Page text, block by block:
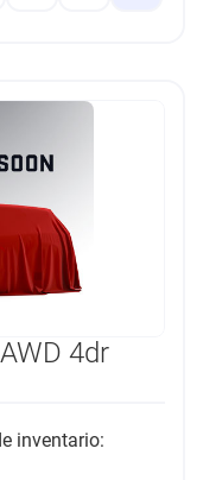
4dr
inventario: